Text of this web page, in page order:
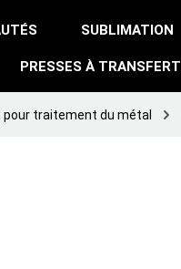
SUBLIMATION
PRESSES À TRANSFERT
pour traitement du métal